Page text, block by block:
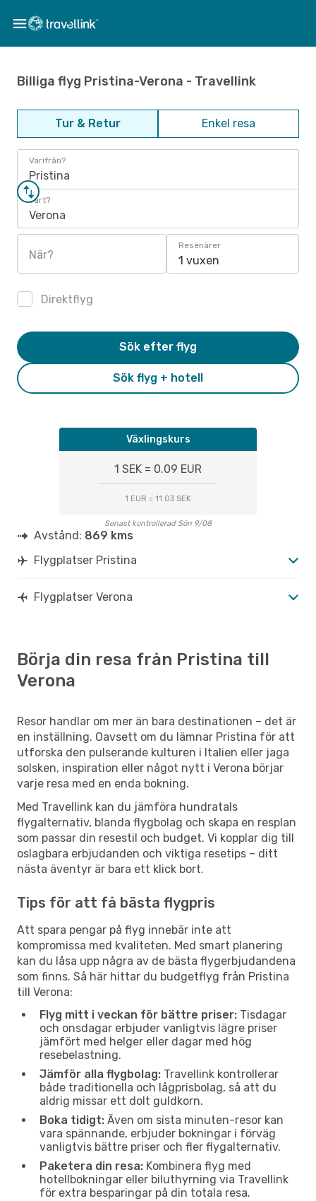
Billiga flyg Pristina-Verona - Travellink
Tur & Retur Enkel resa
Varifrån?
Pristina
Vart?
Verona
När?
Resenärer
1 vuxen
Direktflyg
Sök flyg + hotell
Sök efter flyg
Växlingskurs
1 SEK = 0.09 EUR
1 EUR = 11.03 SEK
Senast kontrollerad Sön 9/08
Avstånd: 869 kms
Flygplatser Pristina
Flygplatser Verona
Börja din resa från Pristina till
Verona
Resor handlar om mer än bara destinationen – det är
en inställning. Oavsett om du lämnar Pristina för att
utforska den pulserande kulturen i Italien eller jaga
solsken, inspiration eller något nytt i Verona börjar
varje resa med en enda bokning.
Med Travellink kan du jämföra hundratals
flygalternativ, blanda flygbolag och skapa en resplan
som passar din resestil och budget. Vi kopplar dig till
oslagbara erbjudanden och viktiga resetips – ditt
nästa äventyr är bara ett klick bort.
Tips för att få bästa flygpris
Att spara pengar på flyg innebär inte att
kompromissa med kvaliteten. Med smart planering
kan du låsa upp några av de bästa flygerbjudandena
som finns. Så här hittar du budgetflyg från Pristina
till Verona:
Flyg mitt i veckan för bättre priser: Tisdagar
och onsdagar erbjuder vanligtvis lägre priser
jämfört med helger eller dagar med hög
resebelastning.
Jämför alla flygbolag: Travellink kontrollerar
både traditionella och lågprisbolag, så att du
aldrig missar ett dolt guldkorn.
Boka tidigt: Även om sista minuten-resor kan
vara spännande, erbjuder bokningar i förväg
vanligtvis bättre priser och fler flygalternativ.
Paketera din resa: Kombinera flyg med
hotellbokningar eller biluthyrning via Travellink
för extra besparingar på din totala resa.